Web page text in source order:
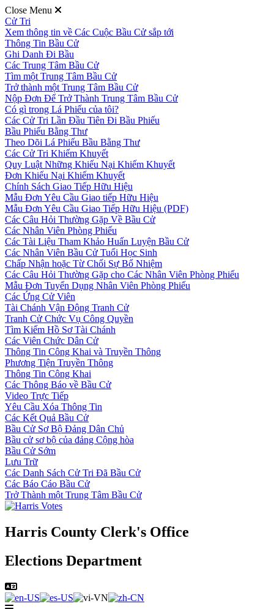
Close Menu
Cử Tri
Xem thông tin về Các Cuộc Bầu Cử sắp tới
Thông Tin Bầu Cử
Ghi Danh Đi Bầu
Các Trung Tâm Bầu Cử
Tìm một Trung Tâm Bầu Cử
Trở thành một Trung Tâm Bầu Cử
Nộp Đơn Để Trở Thành Trung Tâm Bầu Cử
Có gì trong Lá Phiếu của tôi?
Các Cử Tri Lần Đầu Tiên Đi Bầu Phiếu
Bầu Phiếu Bằng Thư
Theo Dõi Lá Phiếu Bầu Bằng Thư
Các Cử Tri Khiếm Khuyết
Quy Luật Những Khiếu Nại Khiếm Khuyết
Đơn Khiếu Nại Khiếm Khuyết
Chính Sách Giao Tiếp Hữu Hiệu
Mẫu Đơn Yêu Cầu Giao tiếp Hữu Hiệu
Mẫu Đơn Yêu Cầu Giao Tiếp Hữu Hiệu (PDF)
Các Câu Hỏi Thường Gặp Về Bầu Cử
Các Nhân Viên Phòng Phiếu
Các Tài Liệu Tham Khảo Huấn Luyện Bầu Cử
Các Nhân Viên Bầu Cử Tuổi Học Sinh
Chấp Nhận hoặc Từ Chối Sự Bổ Nhiệm
Các Câu Hỏi Thường Gặp cho Các Nhân Viên Phòng Phiếu
Mẫu Đơn Tuyển Dụng Nhân Viên Phòng Phiếu
Các Ứng Cử Viên
Tài Chánh Vận Động Tranh Cử
Tranh Cử Chức Vụ Công Quyền
Tìm Kiếm Hồ Sơ Tài Chánh
Các Viên Chức Dân Cử
Thông Tin Công Khai và Truyền Thông
Phương Tiện Truyền Thông
Thông Tin Công Khai
Các Thông Báo về Bầu Cử
Video Trực Tiếp
Yêu Cầu Xóa Thông Tin
Các Kết Quả Bầu Cử
Bầu Cử Sơ Bộ Đảng Dân Chủ
Bầu cử sơ bộ của đảng Cộng hòa
Bầu Cử Sớm
Lưu Trữ
Các Danh Sách Cử Tri Đã Bầu Cử
Các Báo Cáo Bầu Cử
Trở Thành một Trung Tâm Bầu Cử
Harris County Clerk's Office
Elections Department